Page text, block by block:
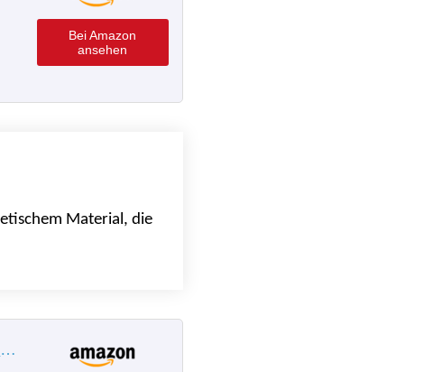
Bei Amazon
ansehen
Material, die
Starktape Resistance Bands 5 Pack Set Widerstandsbänder. Fitnessbänder Latexfreies elastisches. Perfekt für Heimtraining, Physiotherapie, Krafttraining, Yoga, Pilates, Gym